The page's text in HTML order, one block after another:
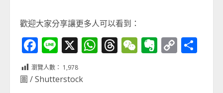
歡迎大家分享讓更多人可以看到：
Facebook
Line
X WhatsApp
Threads
WeChat
Evernote
Copy
瀏覽人數： 1,978
圖 / Shutterstock